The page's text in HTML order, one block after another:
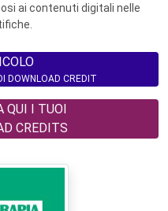
ai contenuti digitali nelle
DOWNLOAD CREDIT
QUI I TUOI
CREDITS